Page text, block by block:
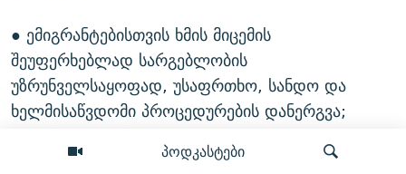
პოდკასტები
● ემიგრანტებისთვის ხმის მიცემის
შეუფერხებლად სარგებლობის
უზრუნველსაყოფად, უსაფრთხო, სანდო და
ხელმისაწვდომი პროცედურების დანერგვა;
საქმეთა სამინისტროს მხრიდან ემიგრანტების